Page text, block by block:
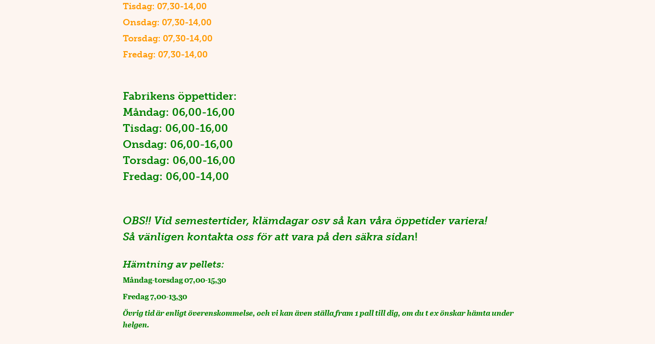
Tisdag: 07,30-14,00
Onsdag: 07,30-14,00
Torsdag: 07,30-14,00
Fredag: 07,30-14,00
Fabrikens öppettider:
Måndag: 06,00-16,00
Tisdag: 06,00-16,00
Onsdag: 06,00-16,00
Torsdag: 06,00-16,00
Fredag: 06,00-14,00
OBS!! Vid semestertider, klämdagar osv så kan våra öppetider variera!
Så vänligen kontakta oss för att vara på den säkra sidan!
Hämtning av pellets:
Måndag-torsdag 07,00-15,30
Fredag 7,00-13,30
Övrig tid är enligt överenskommelse, och vi kan även ställa fram 1 pall till dig, om du t ex önskar hämta under
helgen.